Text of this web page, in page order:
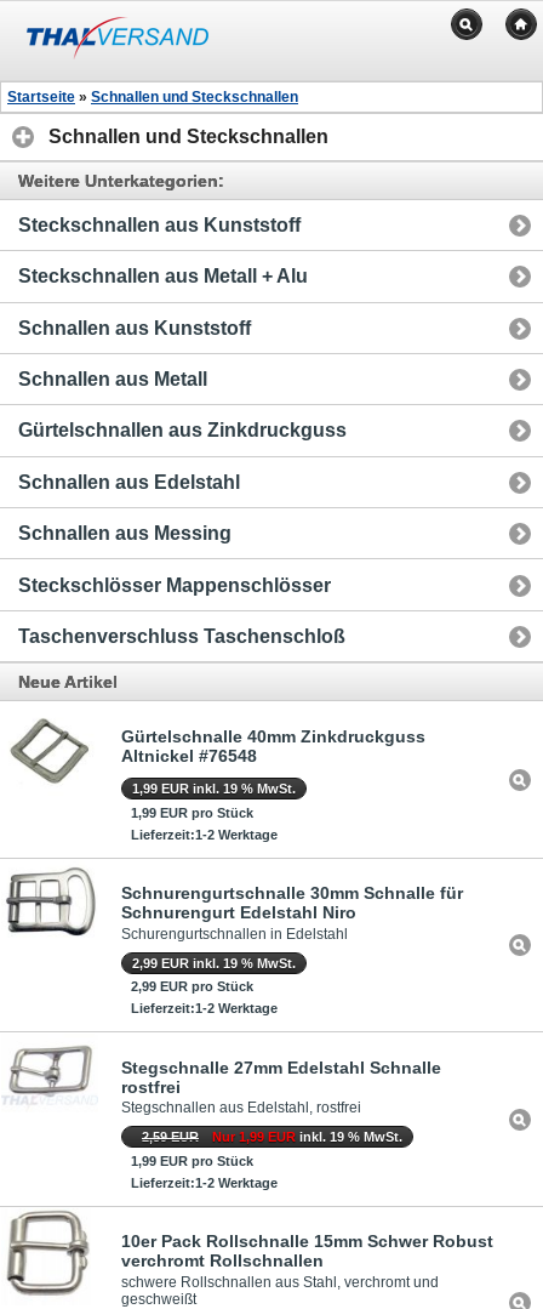
Startseite » Schnallen und Steckschnallen
Schnallen und Steckschnallen
Weitere Unterkategorien:
Steckschnallen aus Kunststoff
Steckschnallen aus Metall + Alu
Schnallen aus Kunststoff
Schnallen aus Metall
Gürtelschnallen aus Zinkdruckguss
Schnallen aus Edelstahl
Schnallen aus Messing
Steckschlösser Mappenschlösser
Taschenverschluss Taschenschloß
Neue Artikel
Gürtelschnalle 40mm Zinkdruckguss
Altnickel #76548
1,99 EUR inkl. 19 % MwSt.
1,99 EUR pro Stück
Lieferzeit:1-2 Werktage
Schnurengurtschnalle 30mm Schnalle für
Schnurengurt Edelstahl Niro
Schurengurtschnallen in Edelstahl
2,99 EUR inkl. 19 % MwSt.
2,99 EUR pro Stück
Lieferzeit:1-2 Werktage
Stegschnalle 27mm Edelstahl Schnalle
rostfrei
Stegschnallen aus Edelstahl, rostfrei
2,59 EUR Nur 1,99 EUR inkl. 19 % MwSt.
1,99 EUR pro Stück
Lieferzeit:1-2 Werktage
10er Pack Rollschnalle 15mm Schwer Robust
verchromt Rollschnallen
schwere Rollschnallen aus Stahl, verchromt und
geschweißt